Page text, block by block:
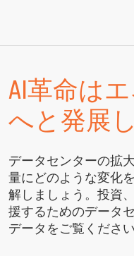
AI革命は
へと発展
データセンターの拡
量にどのような変化
解しましょう。投資
援するためのデータ
データをご覧ください